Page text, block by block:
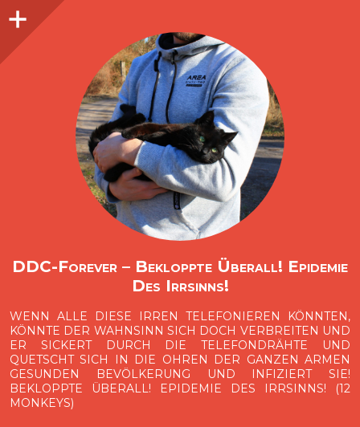
O
p
e
n
i
d
e
b
a
DDC-Forever – Bekloppte Überall! Epidemie
Des Irrsinns!
WENN ALLE DIESE IRREN TELEFONIEREN KÖNNTEN,
KÖNNTE DER WAHNSINN SICH DOCH VERBREITEN UND
ER SICKERT DURCH DIE TELEFONDRÄHTE UND
QUETSCHT SICH IN DIE OHREN DER GANZEN ARMEN
GESUNDEN BEVÖLKERUNG UND INFIZIERT SIE!
BEKLOPPTE ÜBERALL! EPIDEMIE DES IRRSINNS! (12
MONKEYS)
Seitenleiste